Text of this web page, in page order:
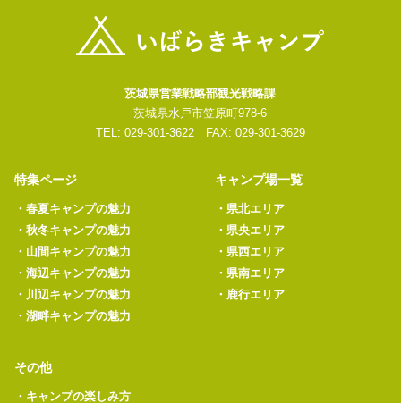
茨城県営業戦略部観光戦略課
茨城県水戸市笠原町978-6
TEL: 029-301-3622 FAX: 029-301-3629
特集ページ
・ 春夏キャンプの魅力
・ 秋冬キャンプの魅力
・ 山間キャンプの魅力
・ 海辺キャンプの魅力
・ 川辺キャンプの魅力
・ 湖畔キャンプの魅力
キャンプ場一覧
・ 県北エリア
・ 県央エリア
・ 県西エリア
・ 県南エリア
・ 鹿行エリア
その他
・ キャンプの楽しみ方